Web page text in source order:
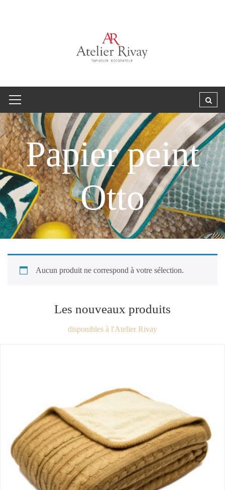
Papier peint
Otto
Aucun produit ne correspond à votre sélection.
Les nouveaux produits
disponibles à l'Atelier Rivay